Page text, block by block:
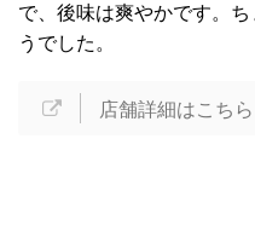
で、後味は爽やかです。
うでした。
店舗詳細はこち